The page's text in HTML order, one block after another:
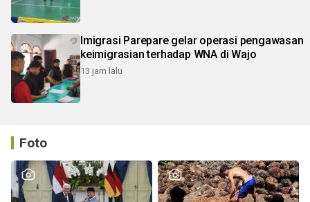
Imigrasi Parepare gelar operasi pengawasan
keimigrasian terhadap WNA di Wajo
13 jam lalu
Foto